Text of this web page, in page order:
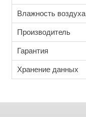
Влажность воздуха
Производитель
Гарантия
Хранение данных